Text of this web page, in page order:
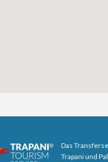
Das
Trapani und